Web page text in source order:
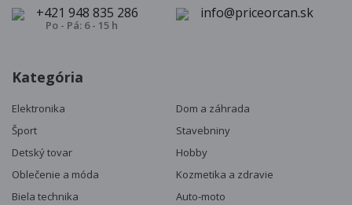
+421 948 835 286
Po - Pá: 6 - 15 h
info@priceorcan.sk
Kategória
Elektronika
Dom a záhrada
Šport
Stavebniny
Detský tovar
Hobby
Oblečenie a móda
Kozmetika a zdravie
Biela technika
Auto-moto